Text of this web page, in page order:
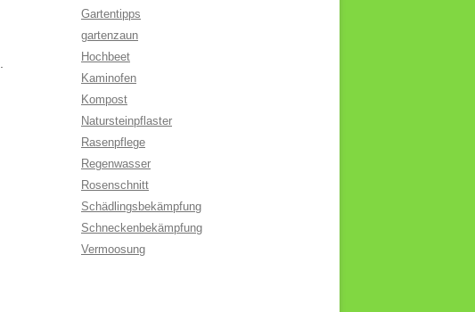
Gartentipps
gartenzaun
Hochbeet
Kaminofen
Kompost
Natursteinpflaster
Rasenpflege
Regenwasser
Rosenschnitt
Schädlingsbekämpfung
Schneckenbekämpfung
Vermoosung